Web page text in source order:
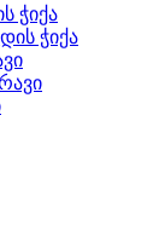
ჭიქა
ჭიქა